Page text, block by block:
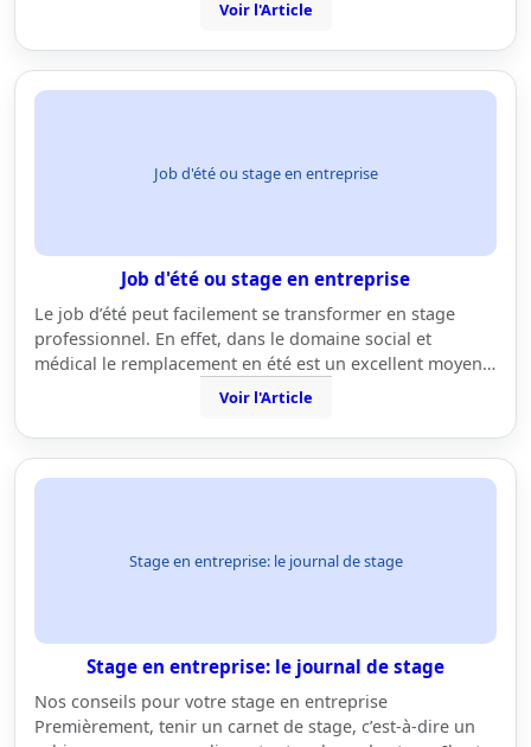
Voir l'Article
Job d'été ou stage en entreprise
Job d'été ou stage en entreprise
Le job d’été peut facilement se transformer en stage
professionnel. En effet, dans le domaine social et
médical le remplacement en été est un excellent moyen…
Voir l'Article
Stage en entreprise: le journal de stage
Stage en entreprise: le journal de stage
Nos conseils pour votre stage en entreprise
Premièrement, tenir un carnet de stage, c’est-à-dire un